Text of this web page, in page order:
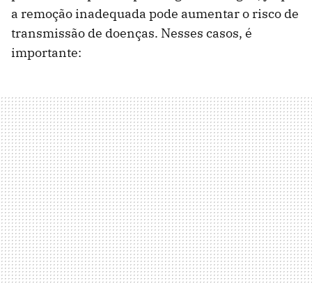
a remoção inadequada pode aumentar o risco de
transmissão de doenças. Nesses casos, é
importante: